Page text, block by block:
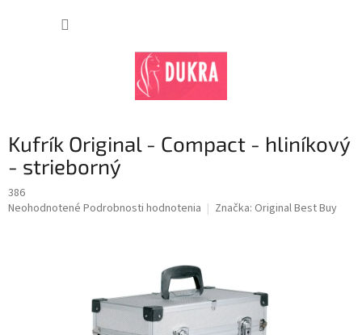
Kufrík Original - Compact - hliníkový
- strieborný
386
Priemerné
Neohodnotené Podrobnosti hodnotenia Značka: Original Best Buy